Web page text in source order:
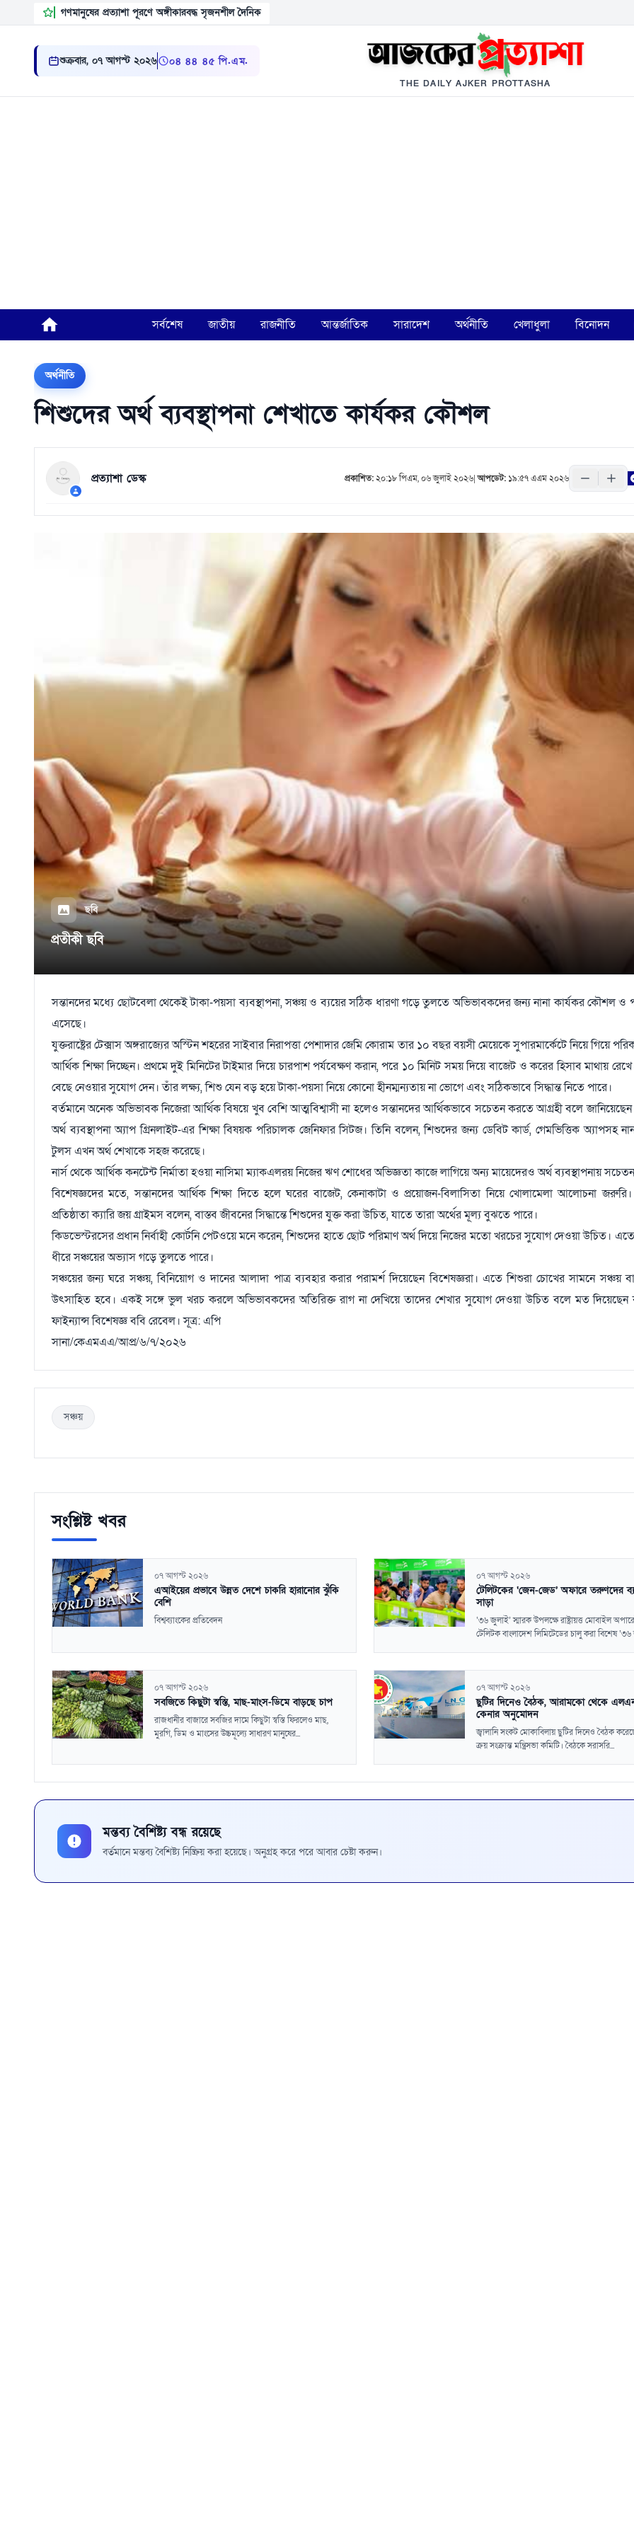
গণমানুষের প্রত্যাশা পূরণে অঙ্গীকারবদ্ধ সৃজনশীল দৈনিক
শুক্রবার, ০৭ আগস্ট ২০২৬ ০৪:৪৪:৪৬ পি.এম.
THE DAILY AJKER PROTTASHA
সর্বশেষ জাতীয় রাজনীতি আন্তর্জাতিক সারাদেশ অর্থনীতি খেলাধুলা বিনোদন
অর্থনীতি
শিশুদের অর্থ ব্যবস্থাপনা শেখাতে কার্যকর কৌশল
প্রত্যাশা ডেস্ক প্রকাশিত:২০:১৮ পিএম, ০৬ জুলাই ২০২৬|আপডেট: ১৯:৫৭ এএম ২০২৬
ছবি
প্রতীকী ছবি
সন্তানদের মধ্যে ছোটবেলা থেকেই টাকা-পয়সা ব্যবস্থাপনা, সঞ্চয় ও ব্যয়ের সঠিক ধারণা গড়ে তুলতে অভিভাবকদের জন্য নানা কার্যকর কৌশল ও
এসেছে।
যুক্তরাষ্ট্রের টেক্সাস অঙ্গরাজ্যের অস্টিন শহরের সাইবার নিরাপত্তা পেশাদার জেমি কোরাম তার ১০ বছর বয়সী মেয়েকে সুপারমার্কেটে নিয়ে গিয়ে
আর্থিক শিক্ষা দিচ্ছেন। প্রথমে দুই মিনিটের টাইমার দিয়ে চারপাশ পর্যবেক্ষণ করান, পরে ১০ মিনিট সময় দিয়ে বাজেট ও করের হিসাব মাথায়
বেছে নেওয়ার সুযোগ দেন। তাঁর লক্ষ্য, শিশু যেন বড় হয়ে টাকা-পয়সা নিয়ে কোনো হীনম্মন্যতায় না ভোগে এবং সঠিকভাবে সিদ্ধান্ত নিতে পারে।
বর্তমানে অনেক অভিভাবক নিজেরা আর্থিক বিষয়ে খুব বেশি আত্মবিশ্বাসী না হলেও সন্তানদের আর্থিকভাবে সচেতন করতে আগ্রহী বলে জানিয়েছেন
অর্থ ব্যবস্থাপনা অ্যাপ গ্রিনলাইট-এর শিক্ষা বিষয়ক পরিচালক জেনিফার সিটজ। তিনি বলেন, শিশুদের জন্য ডেবিট কার্ড, গেমভিত্তিক অ্যাপসহ
টুলস এখন অর্থ শেখাকে সহজ করেছে।
নার্স থেকে আর্থিক কনটেন্ট নির্মাতা হওয়া নাসিমা ম্যাকএলরয় নিজের ঋণ শোধের অভিজ্ঞতা কাজে লাগিয়ে অন্য মায়েদেরও অর্থ ব্যবস্থাপনায়
বিশেষজ্ঞদের মতে, সন্তানদের আর্থিক শিক্ষা দিতে হলে ঘরের বাজেট, কেনাকাটা ও প্রয়োজন-বিলাসিতা নিয়ে খোলামেলা আলোচনা জরুরি।
প্রতিষ্ঠাতা ক্যারি জয় গ্রাইমস বলেন, বাস্তব জীবনের সিদ্ধান্তে শিশুদের যুক্ত করা উচিত, যাতে তারা অর্থের মূল্য বুঝতে পারে।
কিডভেস্টরসের প্রধান নির্বাহী কোর্টনি পেটওয়ে মনে করেন, শিশুদের হাতে ছোট পরিমাণ অর্থ দিয়ে নিজের মতো খরচের সুযোগ দেওয়া উচিত। এতে
ধীরে সঞ্চয়ের অভ্যাস গড়ে তুলতে পারে।
সঞ্চয়ের জন্য ঘরে সঞ্চয়, বিনিয়োগ ও দানের আলাদা পাত্র ব্যবহার করার পরামর্শ দিয়েছেন বিশেষজ্ঞরা। এতে শিশুরা চোখের সামনে সঞ্চয়
উৎসাহিত হবে। একই সঙ্গে ভুল খরচ করলে অভিভাবকদের অতিরিক্ত রাগ না দেখিয়ে তাদের শেখার সুযোগ দেওয়া উচিত বলে মত দিয়েছেন
ফাইন্যান্স বিশেষজ্ঞ ববি রেবেল। সূত্র: এপি
সানা/কেএমএএ/আপ্র/৬/৭/২০২৬
সঞ্চয়
সংশ্লিষ্ট খবর
০৭ আগস্ট ২০২৬
এআইয়ের প্রভাবে উন্নত দেশে চাকরি হারানোর ঝুঁকি
বেশি
বিশ্বব্যাংকের প্রতিবেদন
০৭ আগস্ট ২০২৬
টেলিটকের ‘জেন-জেড’ অফারে তরুণদের
সাড়া
‘৩৬ জুলাই’ স্মারক উপলক্ষে রাষ্ট্রায়ত্ত মোবাইল
টেলিটক বাংলাদেশ লিমিটেডের চালু করা বিশেষ
০৭ আগস্ট ২০২৬
সবজিতে কিছুটা স্বস্তি, মাছ-মাংস-ডিমে বাড়ছে চাপ
রাজধানীর বাজারে সবজির দামে কিছুটা স্বস্তি ফিরলেও মাছ,
মুরগি, ডিম ও মাংসের উচ্চমূল্যে সাধারণ মানুষের...
০৭ আগস্ট ২০২৬
ছুটির দিনেও বৈঠক, আরামকো থেকে
কেনার অনুমোদন
জ্বালানি সংকট মোকাবিলায় ছুটির দিনেও বৈঠক
ক্রয় সংক্রান্ত মন্ত্রিসভা কমিটি। বৈঠকে সরাসরি...
মন্তব্য বৈশিষ্ট্য বন্ধ রয়েছে
বর্তমানে মন্তব্য বৈশিষ্ট্য নিষ্ক্রিয় করা হয়েছে। অনুগ্রহ করে পরে আবার চেষ্টা করুন।